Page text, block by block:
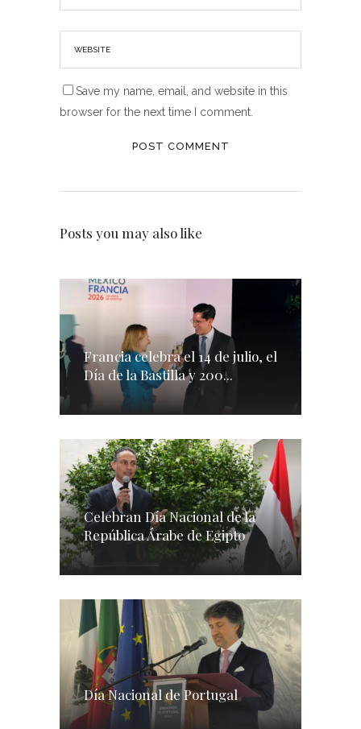
Save my name, email, and website in this
browser for the next time I comment.
Posts you may also like
Francia celebra el 14 de julio, el
Día de la Bastilla y 200...
Celebran Día Nacional de la
República Árabe de Egipto
Día Nacional de Portugal